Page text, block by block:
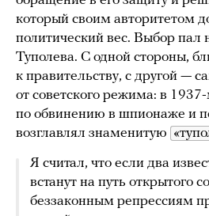
который своим авторитетом
политический вес. Выбор пал
Туполева. С одной стороны,
к правительству, с другой —
от советского режима: в
по обвинению в шпионаже и
возглавлял знаменитую
Я считал, что если два
встанут на путь открытого
беззаконным репрессиям